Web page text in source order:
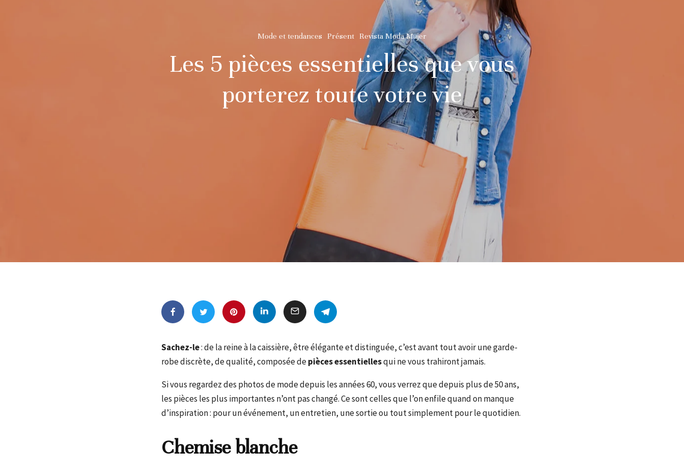
Mode et tendances Présent Revista Moda Mujer
Les 5 pièces essentielles que vous
porterez toute votre vie
Sachez-le: de la reine à la caissière, être élégante et distinguée, c’est avant tout avoir une garde-
robe discrète, de qualité, composée depièces essentiellesqui ne vous trahiront jamais.
Si vous regardez des photos de mode depuis les années 60, vous verrez que depuis plus de 50 ans,
les pièces les plus importantes n’ont pas changé. Ce sont celles que l’on enfile quand on manque
d’inspiration : pour un événement, un entretien, une sortie ou tout simplement pour le quotidien.
Chemise blanche